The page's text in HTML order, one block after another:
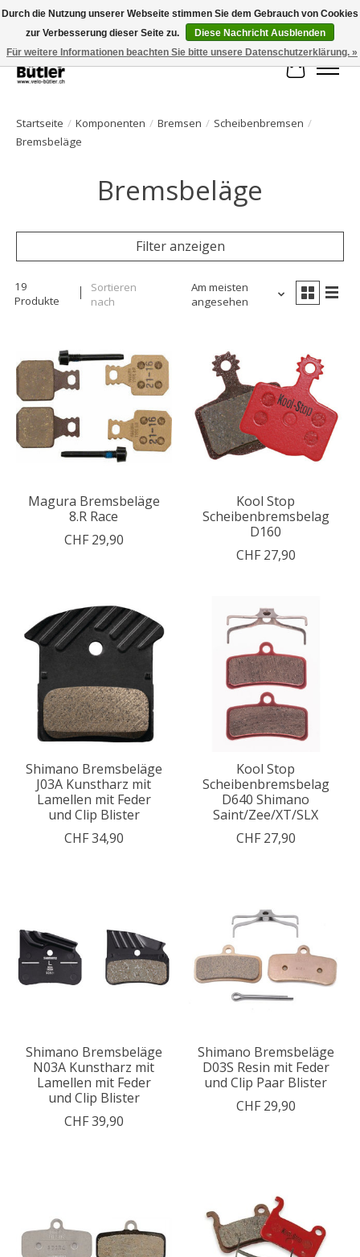
Große Auswahl an Produkten und schneller Versand!
Ihr
Startseite / Komponenten / Bremsen / Scheibenbremsen /
Bremsbeläge
Bremsbeläge
Filter anzeigen
19
Produkte
Sortieren
nach
Am meisten
angesehen
Magura Bremsbeläge
8.R Race
CHF 29,90
Kool Stop
Scheibenbremsbelag
D160
CHF 27,90
Shimano Bremsbeläge
J03A Kunstharz mit
Lamellen mit Feder
und Clip Blister
CHF 34,90
Kool Stop
Scheibenbremsbelag
D640 Shimano
Saint/Zee/XT/SLX
CHF 27,90
Shimano Bremsbeläge
N03A Kunstharz mit
Lamellen mit Feder
und Clip Blister
CHF 39,90
Shimano Bremsbeläge
D03S Resin mit Feder
und Clip Paar Blister
CHF 29,90
Durch die Nutzung unserer Webseite stimmen Sie dem Gebrauch von Cookies
zur Verbesserung dieser Seite zu.
Diese Nachricht Ausblenden
Für weitere Informationen beachten Sie bitte unsere Datenschutzerklärung. »